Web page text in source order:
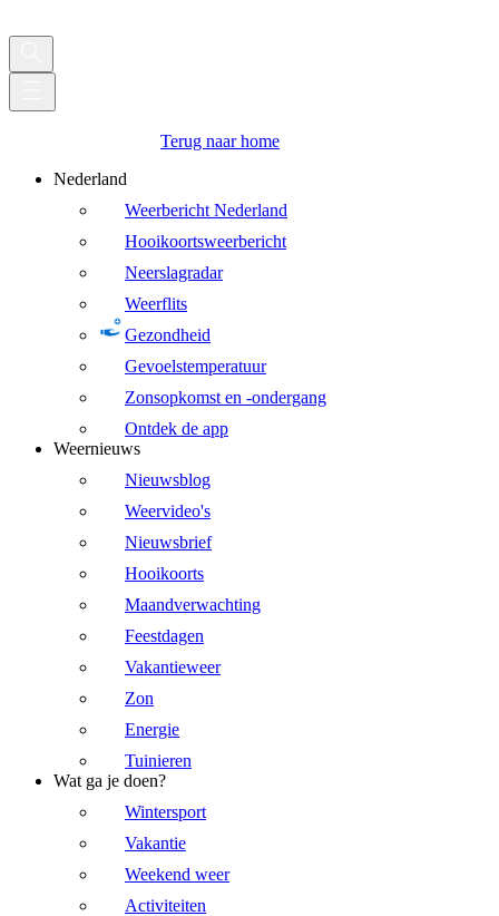
Terug naar home
Nederland
Weerbericht Nederland
Hooikoortsweerbericht
Neerslagradar
Weerflits
Gezondheid
Gevoelstemperatuur
Zonsopkomst en -ondergang
Ontdek de app
Weernieuws
Nieuwsblog
Weervideo's
Nieuwsbrief
Hooikoorts
Maandverwachting
Feestdagen
Vakantieweer
Zon
Energie
Tuinieren
Wat ga je doen?
Wintersport
Vakantie
Weekend weer
Activiteiten